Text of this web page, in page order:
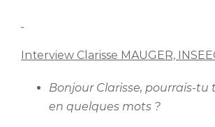
Interview Clarisse MAUGER,
Bonjour Clarisse, pourrais-tu
en quelques mots ?